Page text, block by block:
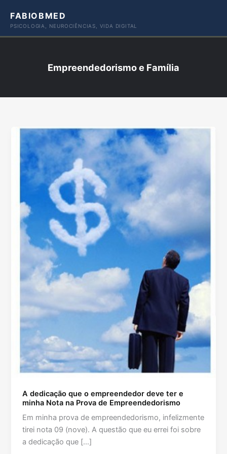
paraFABIOBMED
PSICOLOGIA, NEUROCIÊNCIAS, VIDA DIGITAL
Empreendedorismo e Família
A dedicação que o empreendedor deve ter e
minha Nota na Prova de Empreendedorismo
Em minha prova de empreendedorismo, infelizmente
tirei nota 09 (nove). A questão que eu errei foi sobre
a dedicação que […]